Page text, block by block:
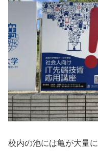
校内の池には亀が大量に